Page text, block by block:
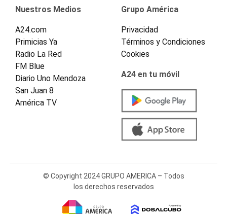
Nuestros Medios
A24.com
Primicias Ya
Radio La Red
FM Blue
Diario Uno Mendoza
San Juan 8
América TV
Grupo América
Privacidad
Términos y Condiciones
Cookies
A24 en tu móvil
© Copyright 2024 GRUPO AMERICA – Todos
los derechos reservados